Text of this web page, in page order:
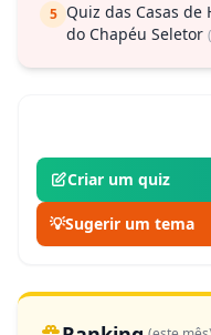
5 Quiz das Casas de
do Chapéu Seletor
Criar um quiz
💡Sugerir um tema